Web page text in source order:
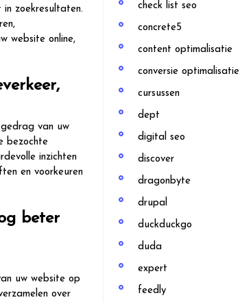
zoekresultaten.
website online,
van uw
bezochte
inzichten
en voorkeuren
beter
uw website op
over
check list seo
concrete5
content optimalisatie
conversie optimalisatie
cursussen
dept
digital seo
discover
dragonbyte
drupal
duckduckgo
duda
expert
feedly